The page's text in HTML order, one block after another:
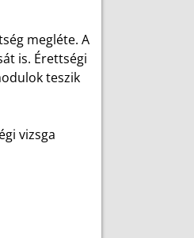
megléte. A
is. Érettségi
teszik
vizsga